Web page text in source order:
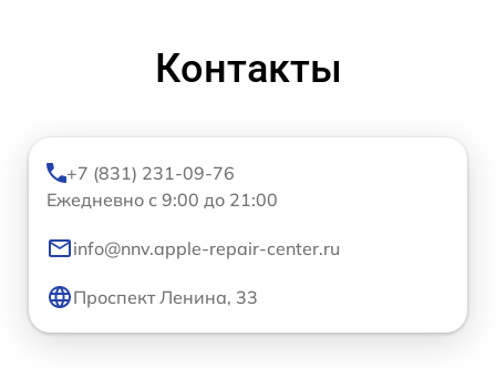
Контакты
+7 (831) 231-09-76
Ежедневно с 9:00 до 21:00
info@nnv.apple-repair-center.ru
Проспект Ленина, 33